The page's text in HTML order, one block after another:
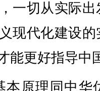
一切从实际
现代化建设
能更好指导中
本原理同中华